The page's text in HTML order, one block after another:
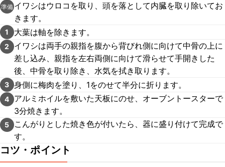
準備 イワシはウロコを取り、頭を落として内臓を取り除いてお
きます。
1 大葉は軸を除きます。
2
イワシは両手の親指を腹から背びれ側に向けて中骨の上に
差し込み、親指を左右両側に向けて滑らせて手開きした
後、中骨を取り除き、水気を拭き取ります。
3 身側に梅肉を塗り、1をのせて半分に折ります。
4
アルミホイルを敷いた天板にのせ、オーブントースターで
3分焼きます。
5
こんがりとした焼き色が付いたら、器に盛り付けて完成で
す。
コツ・ポイント